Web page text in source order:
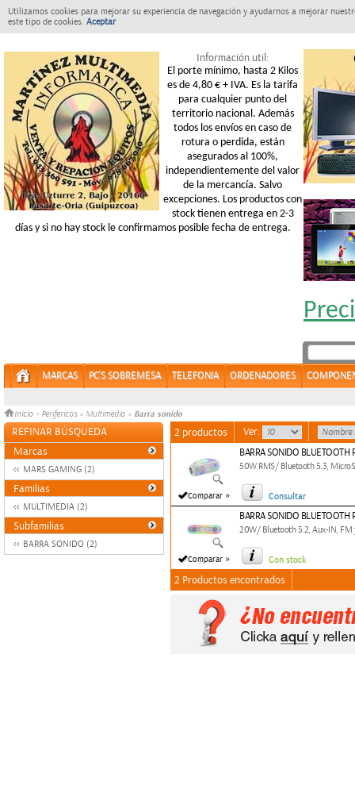
Utilizamos cookies para mejorar su experiencia de navegación y ayudarnos a mejorar
este tipo de cookies. Aceptar
Información util:
El porte mínimo, hasta 2 Kilos
es de 4,80 € + IVA. Es la tarifa
para cualquier punto del
territorio nacional. Además
todos los envíos en caso de
rotura o perdida, están
asegurados al 100%,
independientemente del valor
de la mercancía. Salvo
excepciones. Los productos con
stock tienen entrega en 2-3
días y si no hay stock le confirmamos posible fecha de entrega.
MARCAS PC'S SOBREMESA TELEFONIA ORDENADORES
Inicio > Perifericos » Multimedia » Barra sonido
REFINAR BÚSQUEDA
Marcas
MARS GAMING (2)
Familias
MULTIMEDIA (2)
Subfamilias
BARRA SONIDO (2)
2 productos Ver:
Comparar »
BARRA SONIDO BLUETOOTH
50W RMS/ Bluetooth 5.3,
Consultar
Comparar »
BARRA SONIDO BLUETOOTH
20W/ Bluetooth 5.2, Aux-IN, FM
Con stock
2 Productos encontrados